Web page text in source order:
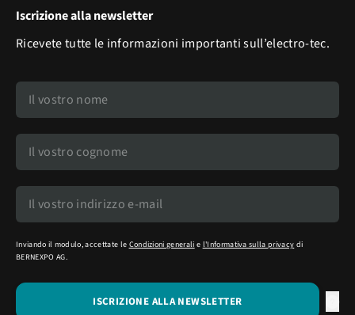
Iscrizione alla newsletter
Ricevete tutte le informazioni importanti sull’electro-tec.
Inviando il modulo, accettate le Condizioni generali e l'Informativa sulla privacy di
BERNEXPO AG.